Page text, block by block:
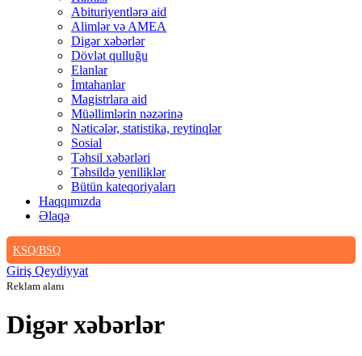
Abituriyentlərə aid
Alimlər və AMEA
Digər xəbərlər
Dövlət qulluğu
Elanlar
İmtahanlar
Magistrlara aid
Müəllimlərin nəzərinə
Nəticələr, statistika, reytinqlər
Sosial
Təhsil xəbərləri
Təhsildə yeniliklər
Bütün kateqoriyaları
Haqqımızda
Əlaqə
KSQ/BSQ
Giriş Qeydiyyat
Reklam alanı
Digər xəbərlər